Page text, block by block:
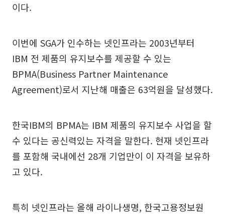
이다.
이번에 SGA가 인수하는 넷인프라는 2003년부터
IBM 전 제품의 유지보수를 제공할 수 있는
BPMA(Business Partner Maintenance
Agreement)로서 지난해 매출은 63억원을 달성했다.
한국IBM의 BPMA는 IBM 제품의 유지보수 사업을 할
수 있다는 공신력있는 자격을 말한다. 현재 넷인프라
를 포함해 국내에선 28개 기업만이 이 자격을 보유하
고 있다.
특히 넷인프라는 올해 라이나생명, 한국고용정보원